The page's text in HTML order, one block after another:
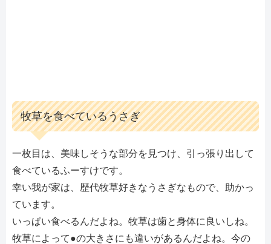
牧草を食べているうさぎ
一枚目は、美味しそうな部分を見つけ、引っ張り出して
食べているふーすけです。
幸い我が家は、歴代牧草好きなうさぎなもので、助かっ
ています。
いっぱい食べるんだよね。牧草は歯と身体に良いしね。
牧草によって●の大きさにも違いがあるんだよね。今の